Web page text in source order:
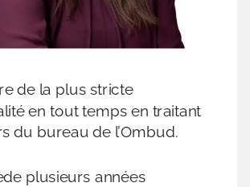
de la plus stricte
en tout temps en traitant
du bureau de l’Ombud.
plusieurs années